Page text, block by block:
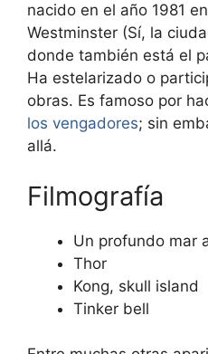
nacido en el año 1981
Westminster (Sí, la
donde también está el
Ha estelarizado o
obras. Es famoso por
los vengadores; sin
allá.
Filmografía
Un profundo mar
Thor
Kong, skull island
Tinker bell